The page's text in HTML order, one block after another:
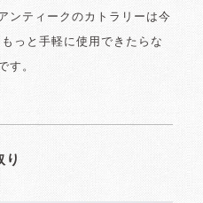
ンティークのカトラリーは今
っと手軽に使用できたらな
す。
り